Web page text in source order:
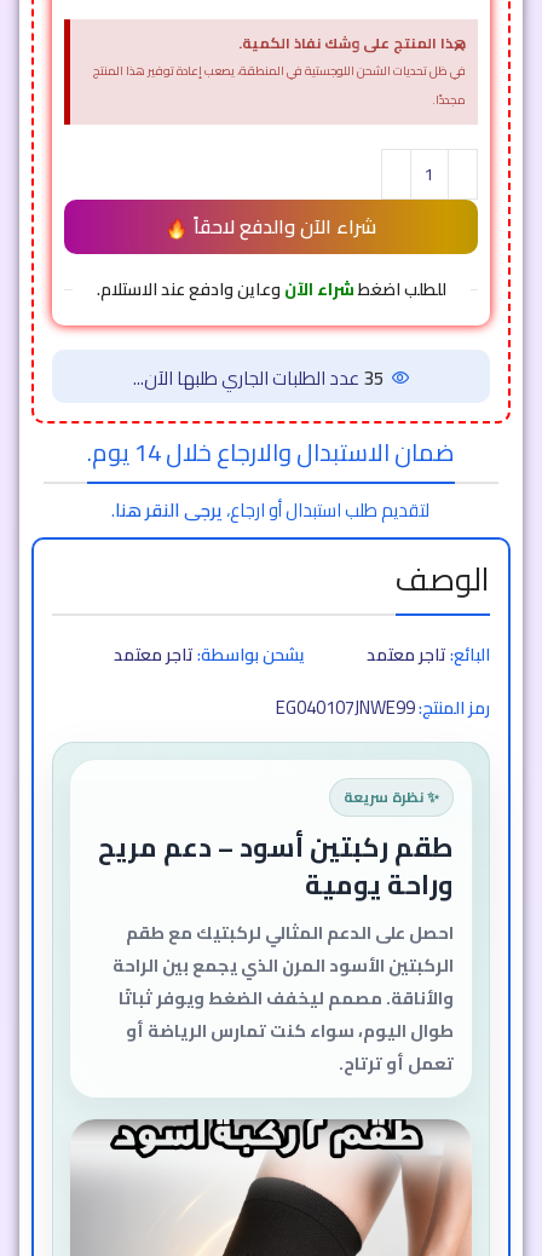
هذا المنتج على وشك نفاذ الكمية.
في ظل تحديات الشحن اللوجستية في المنطقة، يصعب إعادة توفير هذا المنتج
مجددًا.
×
شراء الآن والدفع لاحقاً
للطلب اضغطشراء الآنوعاين وادفع عند الاستلام.
35عدد الطلبات الجاري طلبها الآن...
ضمان الاستبدال والارجاع خلال 14 يوم.
لتقديم طلب استبدال أو ارجاع،يرجى النقر هنا.
الوصف
البائع:تاجر معتمد يشحن بواسطة:تاجر معتمد
رمز المنتج:EG040107JNWE99
✨ نظرة سريعة
طقم ركبتين أسود – دعم مريح
وراحة يومية
احصل على الدعم المثالي لركبتيك مع طقم
الركبتين الأسود المرن الذي يجمع بين الراحة
والأناقة. مصمم ليخفف الضغط ويوفر ثباتًا
طوال اليوم، سواء كنت تمارس الرياضة أو
تعمل أو ترتاح.